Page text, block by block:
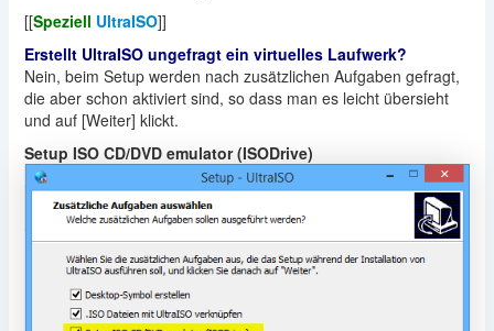
[[Speziell UltraISO]]
Erstellt UltraISO ungefragt ein virtuelles Laufwerk?
Nein, beim Setup werden nach zusätzlichen Aufgaben gefragt,
die aber schon aktiviert sind, so dass man es leicht übersieht
und auf [Weiter] klickt.
Setup ISO CD/DVD emulator (ISODrive)